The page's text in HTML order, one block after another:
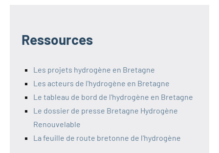
Ressources
Les projets hydrogène en Bretagne
Les acteurs de l'hydrogène en Bretagne
Le tableau de bord de l'hydrogène en Bretagne
Le dossier de presse Bretagne Hydrogène
Renouvelable
La feuille de route bretonne de l'hydrogène